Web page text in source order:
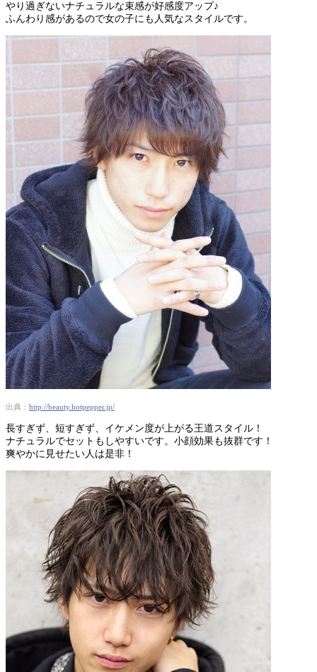
やり過ぎないナチュラルな束感が好感度アップ♪
ふんわり感があるので女の子にも人気なスタイルです。
出典： http://beauty.hotpepper.jp/
長すぎず、短すぎず、イケメン度が上がる王道スタイル！
ナチュラルでセットもしやすいです。小顔効果も抜群です！
爽やかに見せたい人は是非！